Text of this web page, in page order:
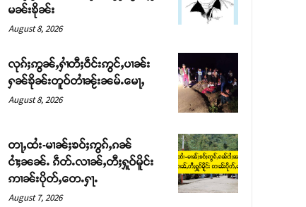
မၼ်းၶိုၼ်း
August 8, 2026
လုၵ်ႈဢွၼ်ႇႁၢႆတီႈဝဵင်းဢွင်ႇပၢၼ်း
ႁၼ်ၶိုၼ်းတူဝ်တၢႆၼႂ်းၼမ်ႉမေႃႇ
August 8, 2026
တႃႇထႆး-မၢၼ်ႈၶဝ်ႈဢွၵ်ႇၵၼ်
ငၢႆႈၼၼ်ႉ ၵဵတ်ႉလၢၼ်ႇတီႈႁူဝ်မိူင်း
ဢၢၼ်းပိုတ်ႇတေႉႁႃႉ
August 7, 2026